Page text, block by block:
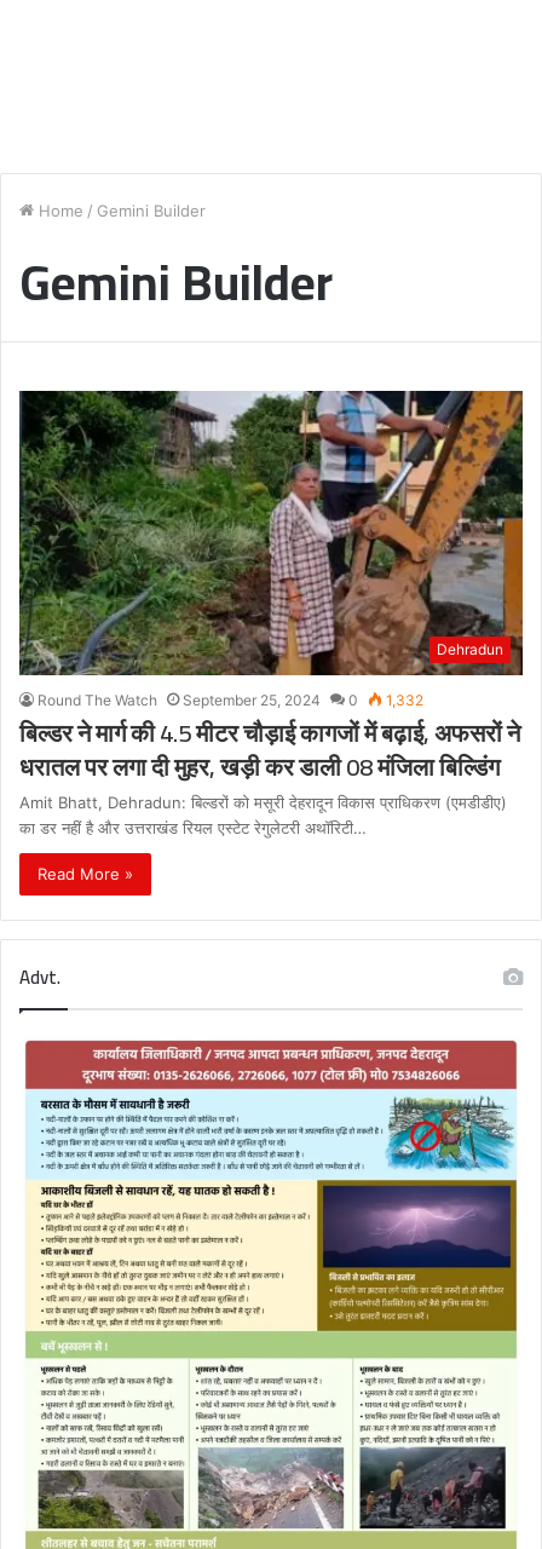
Home / Gemini Builder
Gemini Builder
Dehradun
Round The Watch September 25, 2024 0 1,332
बिल्डर ने मार्ग की 4.5 मीटर चौड़ाई कागजों में बढ़ाई, अफसरों ने
धरातल पर लगा दी मुहर, खड़ी कर डाली 08 मंजिला बिल्डिंग
Amit Bhatt, Dehradun: बिल्डरों को मसूरी देहरादून विकास प्राधिकरण (एमडीडीए)
का डर नहीं है और उत्तराखंड रियल एस्टेट रेगुलेटरी अथॉरिटी…
Read More »
Advt.